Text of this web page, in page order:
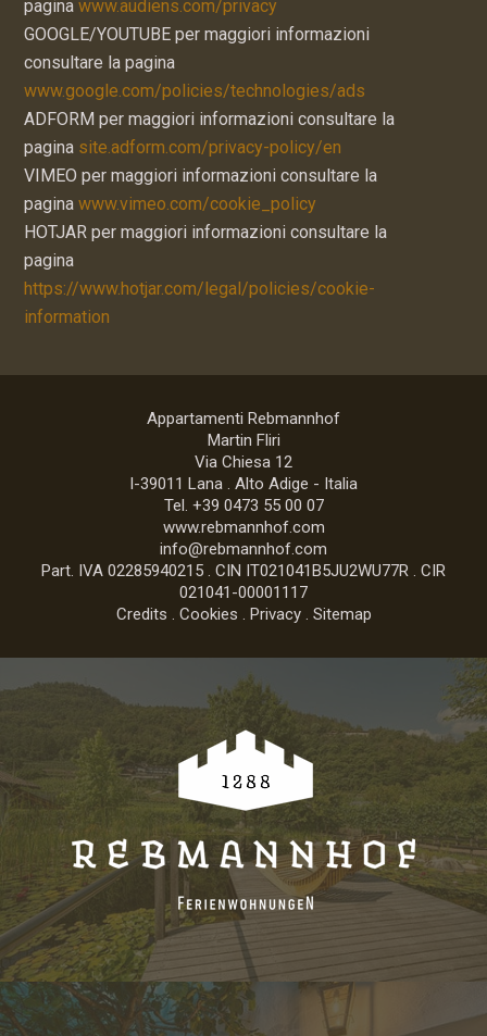
paginawww.audiens.com/privacy
GOOGLE/YOUTUBE per maggiori informazioni
consultare la pagina
www.google.com/policies/technologies/ads
ADFORM per maggiori informazioni consultare la
pagina site.adform.com/privacy-policy/en
VIMEO per maggiori informazioni consultare la
paginawww.vimeo.com/cookie_policy
HOTJAR per maggiori informazioni consultare la
pagina
https://www.hotjar.com/legal/policies/cookie-
information
Appartamenti Rebmannhof
Martin Fliri
Via Chiesa 12
I-39011 Lana . Alto Adige - Italia
Tel. +39 0473 55 00 07
www.rebmannhof.com
info@rebmannhof.com
Part. IVA 02285940215 . CIN IT021041B5JU2WU77R . CIR
021041-00001117
Credits . Cookies . Privacy. Sitemap